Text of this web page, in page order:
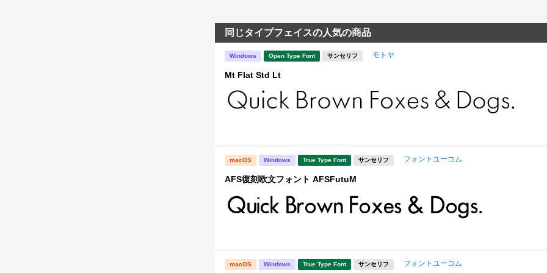
同じタイプフェイスの人気の商品
Windows Open Type Font サンセリフ モトヤ
Mt Flat Std Lt
macOS Windows True Type Font サンセリフ フォントユーコム
AFS復刻欧文フォント AFSFutuM
macOS Windows True Type Font サンセリフ フォントユーコム